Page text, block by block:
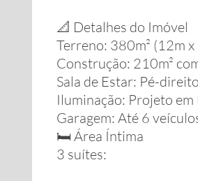
📐 Detalhes do Imóvel
Terreno: 380m² (12m
Construção: 210m²
Sala de Estar: Pé-
Iluminação: Projeto em
Garagem: Até 6
🛏️ Área Íntima
3 suítes: